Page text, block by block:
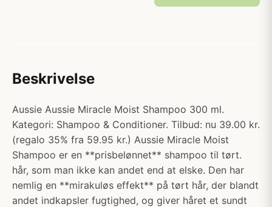
Beskrivelse
Aussie Aussie Miracle Moist Shampoo 300 ml.
Kategori: Shampoo & Conditioner. Tilbud: nu 39.00 kr.
(regalo 35% fra 59.95 kr.) Aussie Miracle Moist
Shampoo er en **prisbelønnet** shampoo til tørt.
hår, som man ikke kan andet end at elske. Den har
nemlig en **mirakuløs effekt** på tørt hår, der blandt
andet indkapsler fugtighed, og giver håret et sundt